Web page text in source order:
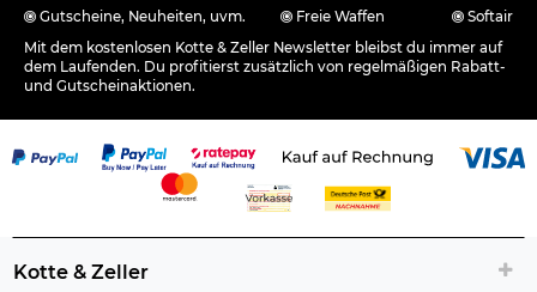
Gutscheine, Neuheiten, uvm. Freie Waffen
Softair
Mit dem kostenlosen Kotte & Zeller Newsletter bleibst du immer auf
dem Laufenden. Du profitierst zusätzlich von regelmäßigen Rabatt-
und Gutscheinaktionen.
Kotte & Zeller